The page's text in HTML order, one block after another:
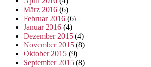
März 2016 (6)
Februar 2016 (6)
Januar 2016 (4)
Dezember 2015 (4)
November 2015 (8)
Oktober 2015 (9)
September 2015 (8)